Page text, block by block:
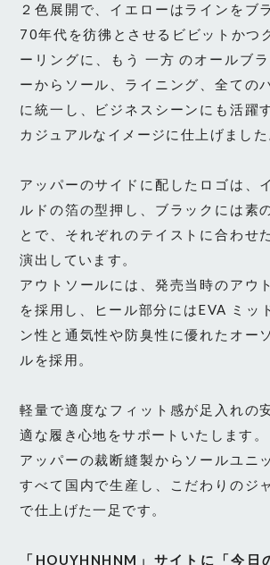
２色展開で、イエローはラインをブ
70年代を彷彿とさせるビビットかつ
ーリングに、もう 一方 のオールブ
ーからソール、ライニング、全ての
に統一し、ビジネスシーンにも活躍
カジュアルなイメージに仕上げました
アッパーのサイドに配したロゴは、
ルドの箔の型押し、ブラックには素
とで、それぞれのテイストに合わせ
演出しています。
アウトソールには、発売当時のアウ
を採用し、ヒール部分にはEVA ミッ
ン性と通気性や防臭性に優れたオー
ルを採用。
軽量で適度なフィット感が足入れの
適な履き心地をサポートいたします。
アッパーの裁断縫製からソールユニ
すべて国内で生産し、こだわりのジ
で仕上げた一足です。
「HOUYHNHNM」サイトに「今日